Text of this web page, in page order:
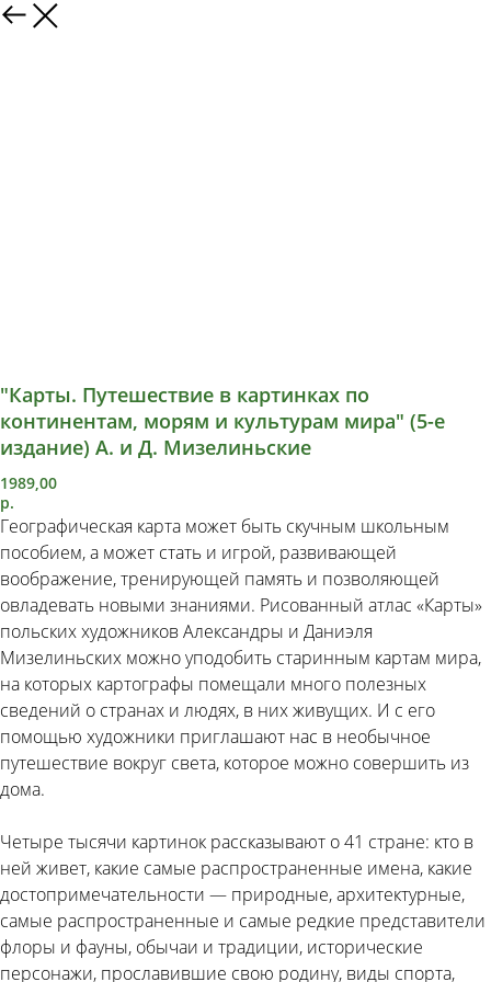
"Карты. Путешествие в картинках по
континентам, морям и культурам мира" (5-е
издание) А. и Д. Мизелиньские
1989,00
р.
Географическая карта может быть скучным школьным
пособием, а может стать и игрой, развивающей
воображение, тренирующей память и позволяющей
овладевать новыми знаниями. Рисованный атлас «Карты»
польских художников Александры и Даниэля
Мизелиньских можно уподобить старинным картам мира,
на которых картографы помещали много полезных
сведений о странах и людях, в них живущих. И с его
помощью художники приглашают нас в необычное
путешествие вокруг света, которое можно совершить из
дома.
Четыре тысячи картинок рассказывают о 41 стране: кто в
ней живет, какие самые распространенные имена, какие
достопримечательности — природные, архитектурные,
самые распространенные и самые редкие представители
флоры и фауны, обычаи и традиции, исторические
персонажи, прославившие свою родину, виды спорта,